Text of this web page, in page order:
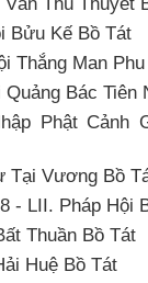
Bửu Kế Bồ Tát
Thắng Man
Bác Tiên
Phật Cảnh
Tại Vương Bồ
- LII. Pháp Hội
Thuần Bồ Tát
Huệ Bồ Tát